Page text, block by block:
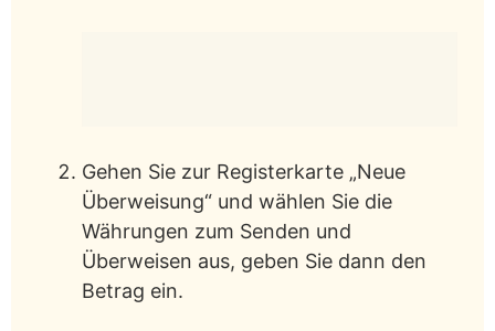
Gehen Sie zur Registerkarte „Neue
Überweisung“ und wählen Sie die
Währungen zum Senden und
Überweisen aus, geben Sie dann den
Betrag ein.